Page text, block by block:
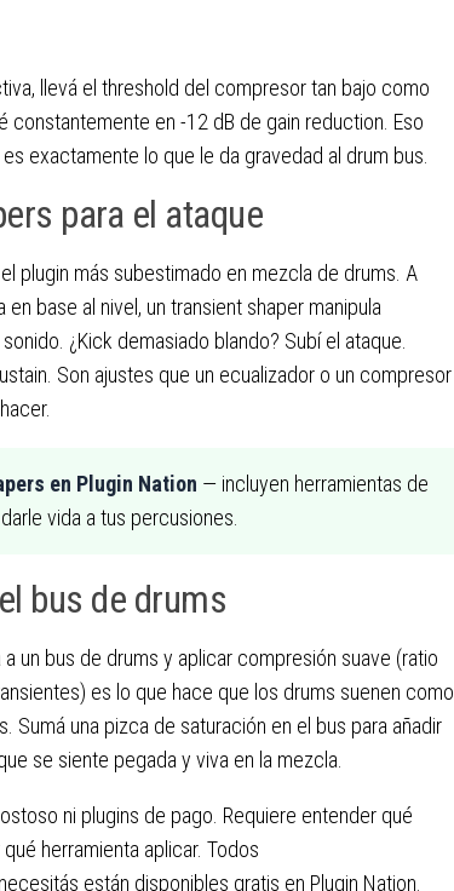
llevá el threshold del compresor tan bajo como
constantemente en -12 dB de gain reduction. Eso
exactamente lo que le da gravedad al drum bus.
para el ataque
plugin más subestimado en mezcla de drums. A
base al nivel, un transient shaper manipula
¿Kick demasiado blando? Subí el ataque.
Son ajustes que un ecualizador o un compresor
en Plugin Nation — incluyen herramientas de
vida a tus percusiones.
bus de drums
un bus de drums y aplicar compresión suave (ratio
es lo que hace que los drums suenen como
Sumá una pizca de saturación en el bus para añadir
se siente pegada y viva en la mezcla.
ni plugins de pago. Requiere entender qué
herramienta aplicar. Todos
están disponibles gratis en Plugin Nation.